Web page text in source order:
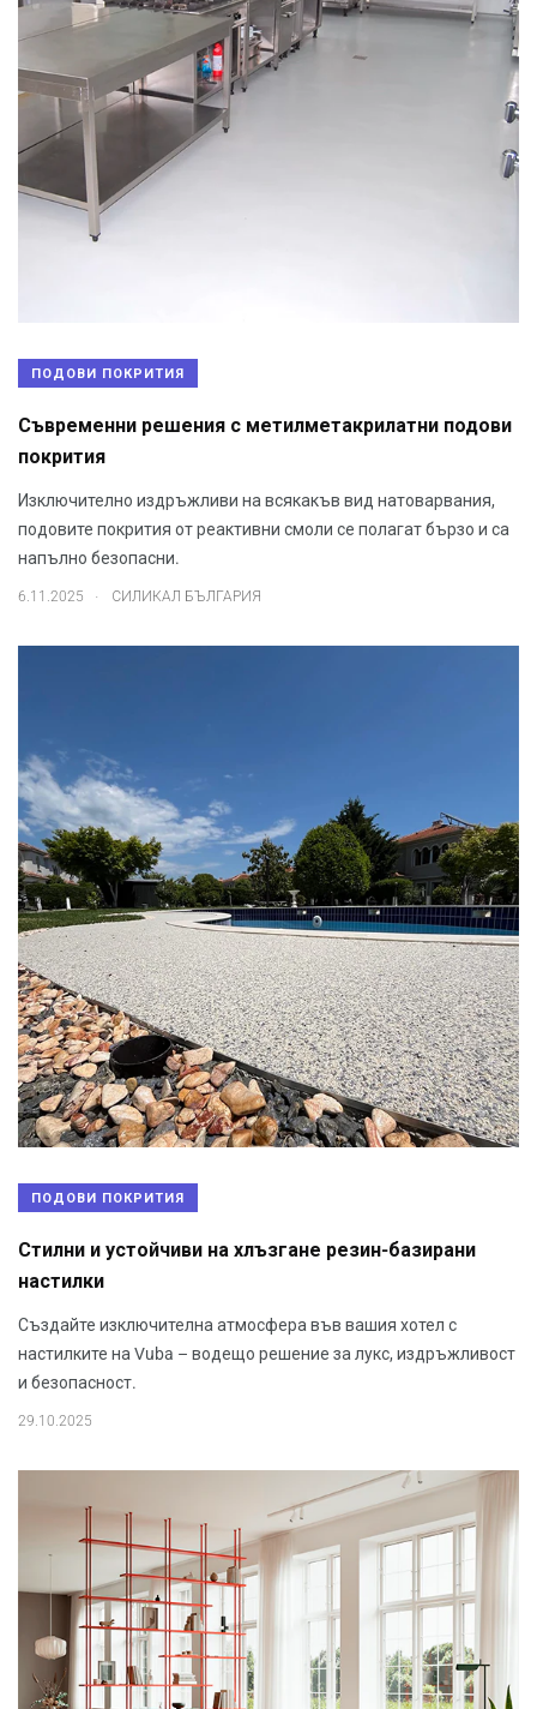
ПОДОВИ ПОКРИТИЯ
Съвременни решения с метилметакрилатни подови
покрития
Изключително издръжливи на всякакъв вид натоварвания,
подовите покрития от реактивни смоли се полагат бързо и са
напълно безопасни.
6.11.2025 . СИЛИКАЛ БЪЛГАРИЯ
ПОДОВИ ПОКРИТИЯ
Стилни и устойчиви на хлъзгане резин-базирани
настилки
Създайте изключителна атмосфера във вашия хотел с
настилките на Vuba – водещо решение за лукс, издръжливост
и безопасност.
29.10.2025